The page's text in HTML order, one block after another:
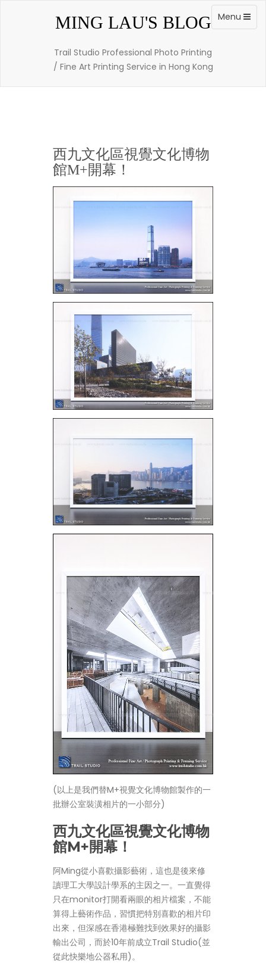
MING LAU'S BLOG
Trail Studio Professional Photo Printing
/ Fine Art Printing Service in Hong Kong
Toggle
navigation
Menu
西九文化區視覺文化博物
館M+開幕！
(以上是我們替M+視覺文化博物館製作的一
批辦公室裝潢相片的一小部分)
西九文化區視覺文化博物
館M+開幕！
阿Ming從小喜歡攝影藝術，這也是後來修
讀理工大學設計學系的主因之一。一直覺得
只在monitor打開看兩眼的相片檔案，不能
算得上藝術作品，習慣把特別喜歡的相片印
出來，但深感在香港極難找到效果好的攝影
輸出公司，而於10年前成立Trail Studio(並
從此快樂地公器私用)。